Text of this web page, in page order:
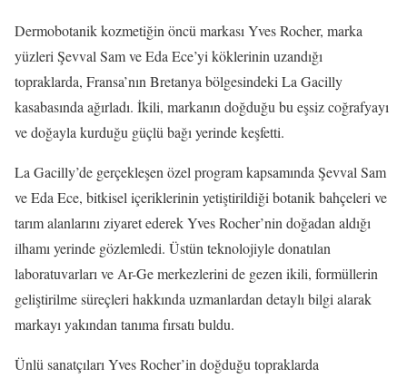
Dermobotanik kozmetiğin öncü markası Yves Rocher, marka
yüzleri Şevval Sam ve Eda Ece’yi köklerinin uzandığı
topraklarda, Fransa’nın Bretanya bölgesindeki La Gacilly
kasabasında ağırladı. İkili, markanın doğduğu bu eşsiz coğrafyayı
ve doğayla kurduğu güçlü bağı yerinde keşfetti.
La Gacilly’de gerçekleşen özel program kapsamında Şevval Sam
ve Eda Ece, bitkisel içeriklerinin yetiştirildiği botanik bahçeleri ve
tarım alanlarını ziyaret ederek Yves Rocher’nin doğadan aldığı
ilhamı yerinde gözlemledi. Üstün teknolojiyle donatılan
laboratuvarları ve Ar-Ge merkezlerini de gezen ikili, formüllerin
geliştirilme süreçleri hakkında uzmanlardan detaylı bilgi alarak
markayı yakından tanıma fırsatı buldu.
Ünlü sanatçıları Yves Rocher’in doğduğu topraklarda